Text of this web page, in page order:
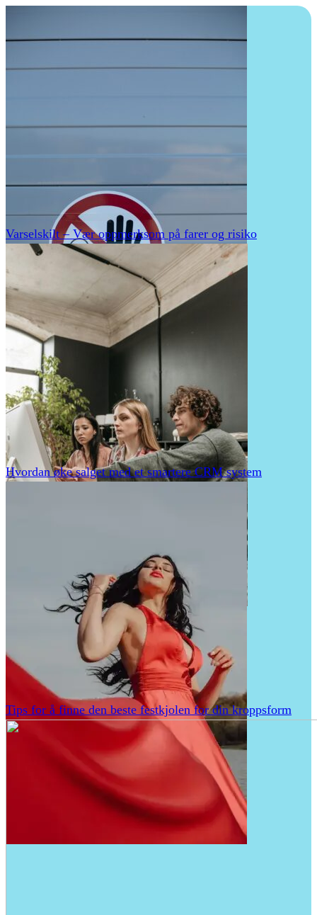
Varselskilt – Vær oppmerksom på farer og risiko
Hvordan øke salget med et smartere CRM system
Tips for å finne den beste festkjolen for din kroppsform